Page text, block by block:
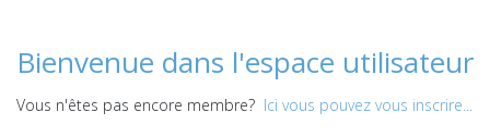
Bienvenue dans l'espace utilisateur
Vous n'êtes pas encore membre? Ici vous pouvez vous inscrire...